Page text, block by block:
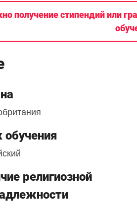
получение стипендий или
обучения
религиозной